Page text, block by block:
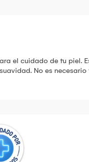
el cuidado de tu piel.
No es